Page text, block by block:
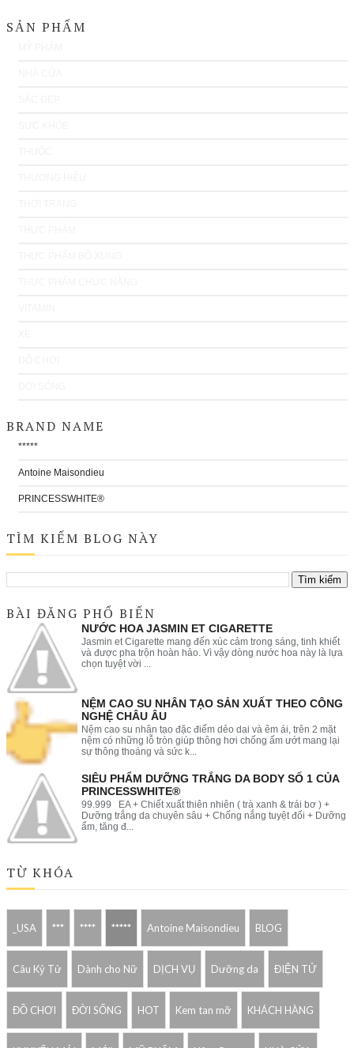
SẢN PHẨM
BRAND NAME
*****
Antoine Maisondieu
PRINCESSWHITE®
TÌM KIẾM BLOG NÀY
BÀI ĐĂNG PHỔ BIẾN
NƯỚC HOA JASMIN ET CIGARETTE
Jasmin et Cigarette mang đến xúc cảm trong sáng, tinh khiết
và được pha trộn hoàn hảo. Vì vậy dòng nước hoa này là lựa
chọn tuyệt vời ...
NỆM CAO SU NHÂN TẠO SẢN XUẤT THEO CÔNG
NGHỆ CHÂU ÂU
Nệm cao su nhân tạo đặc điểm dẻo dai và êm ái, trên 2 mặt
nệm có những lỗ tròn giúp thông hơi chống ấm ướt mang lại
sự thông thoáng và sức k...
SIÊU PHẨM DƯỠNG TRẮNG DA BODY SỐ 1 CỦA
PRINCESSWHITE®
99.999 EA + Chiết xuất thiên nhiên ( trà xanh & trái bơ ) +
Dưỡng trắng da chuyên sâu + Chống nắng tuyệt đối + Dưỡng
ẩm, tăng đ...
TỪ KHÓA
_USA *** **** ***** Antoine Maisondieu BLOG
Câu Kỷ Tử Dành cho Nữ DỊCH VỤ Dưỡng da ĐIỆN TỬ
ĐỒ CHƠI ĐỜI SỐNG HOT Kem tan mỡ KHÁCH HÀNG